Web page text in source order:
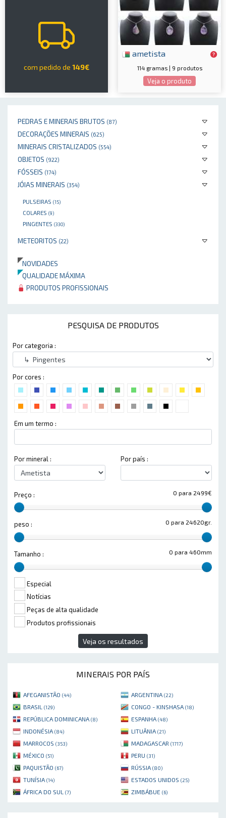
PEDRAS E MINERAIS BRUTOS (87)
DECORAÇÕES MINERAIS (625)
MINERAIS CRISTALIZADOS (554)
OBJETOS (922)
FÓSSEIS (174)
JÓIAS MINERAIS (354)
PULSEIRAS (15)
COLARES (9)
PINGENTES (330)
METEORITOS (22)
NOVIDADES
QUALIDADE MÁXIMA
PRODUTOS PROFISSIONAIS
PESQUISA DE PRODUTOS
Por categoria :
Por cores :
Em um termo :
Por mineral : Por país :
0 para 2499€
Preço :
0 para 24620gr.
peso :
0 para 460mm
Tamanho :
Especial
Notícias
Peças de alta qualidade
Produtos profissionais
Veja os resultados
MINERAIS POR PAÍS
AFEGANISTÃO (44) ARGENTINA (22)
BRASIL (129) CONGO - KINSHASA (18)
REPÚBLICA DOMINICANA (8) ESPANHA (48)
INDONÉSIA (84) LITUÂNIA (21)
MARROCOS (353) MADAGASCAR (1717)
MÉXICO (51) PERU (31)
PAQUISTÃO (67) RÚSSIA (80)
TUNÍSIA (14) ESTADOS UNIDOS (25)
ÁFRICA DO SUL (7) ZIMBÁBUE (6)
com pedido de 149€
ametista
114 gramas | 9 produtos
Veja o produto